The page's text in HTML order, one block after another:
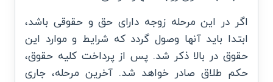
اگر در این مرحله زوجه دارای حق و حقوقی باشد،
ابتدا باید آنها وصول گردد که شرایط و موارد این
حقوق در بالا ذکر شد. پس از پرداخت کلیه حقوق،
حکم طلاق صادر خواهد شد. آخرین مرحله، جاری